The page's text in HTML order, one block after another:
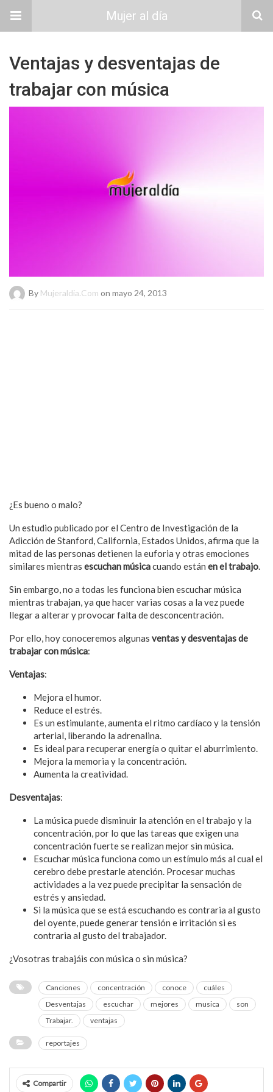
Mujer al día
Ventajas y desventajas de
trabajar con música
By Mujeraldia.com on mayo 24, 2013
¿Es bueno o malo?
Un estudio publicado por el Centro de Investigación de la
Adicción de Stanford, California, Estados Unidos, afirma que la
mitad de las personas detienen la euforia y otras emociones
similares mientras escuchan músicacuando están en el trabajo.
Sin embargo, no a todas les funciona bien escuchar música
mientras trabajan, ya que hacer varias cosas a la vez puede
llegar a alterar y provocar falta de desconcentración.
Por ello, hoy conoceremos algunas ventas y desventajas de
trabajar con música:
Ventajas:
Mejora el humor.
Reduce el estrés.
Es un estimulante, aumenta el ritmo cardíaco y la tensión
arterial, liberando la adrenalina.
Es ideal para recuperar energía o quitar el aburrimiento.
Mejora la memoria y la concentración.
Aumenta la creatividad.
Desventajas:
La música puede disminuir la atención en el trabajo y la
concentración, por lo que las tareas que exigen una
concentración fuerte se realizan mejor sin música.
Escuchar música funciona como un estímulo más al cual el
cerebro debe prestarle atención. Procesar muchas
actividades a la vez puede precipitar la sensación de
estrés y ansiedad.
Si la música que se está escuchando es contraria al gusto
del oyente, puede generar tensión e irritación si es
contraria al gusto del trabajador.
¿Vosotras trabajáis con música o sin música?
Canciones concentración conoce
cuáles
Desventajas
escuchar mejores musica
son
Trabajar.
ventajas
reportajes
Compartir